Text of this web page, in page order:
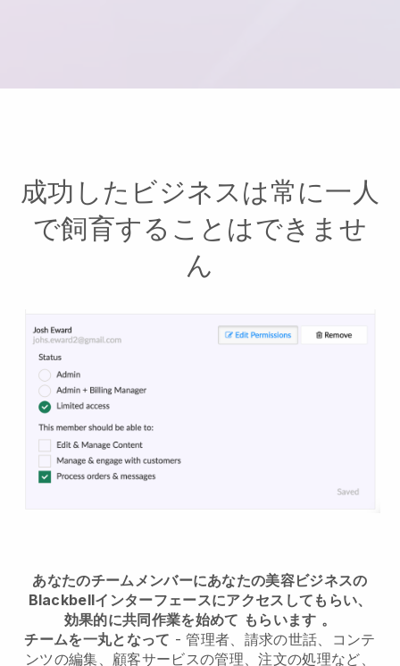
成功したビジネスは常に一人
で飼育することはできませ
ん
あなたのチームメンバーにあなたの美容ビジネスの
Blackbellインターフェースにアクセスしてもらい、
効果的に共同作業を始めて もらいます 。
チームを一丸となって - 管理者、請求の世話、コンテ
ンツの編集、顧客サービスの管理、注文の処理など、